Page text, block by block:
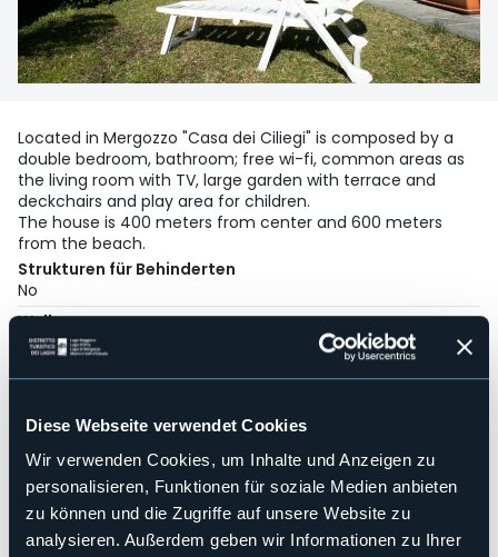
Diese Webseite verwendet Cookies
Wir verwenden Cookies, um Inhalte und Anzeigen zu
personalisieren, Funktionen für soziale Medien anbieten
zu können und die Zugriffe auf unsere Website zu
analysieren. Außerdem geben wir Informationen zu Ihrer
Located in Mergozzo "Casa dei Ciliegi" is composed by a
double bedroom, bathroom; free wi-fi, common areas as
the living room with TV, large garden with terrace and
deckchairs and play area for children.
The house is 400 meters from center and 600 meters
from the beach.
Strukturen für Behinderten
No
Wellness
No
Kongresshalle
Hallenbad
Haustiere erlaubt
Sì
Anzahl der Zimmer
2